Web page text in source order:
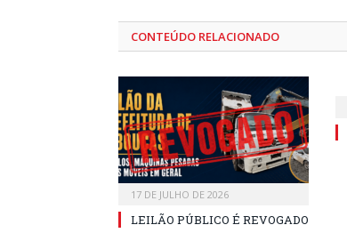
CONTEÚDO RELACIONADO
17 DE JULHO DE 2026
LEILÃO PÚBLICO É REVOGADO